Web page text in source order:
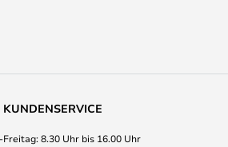
KUNDENSERVICE
8.30 Uhr bis 16.00 Uhr